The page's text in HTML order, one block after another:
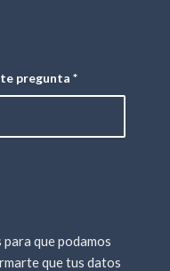
pregunta *
que podamos
que tus datos